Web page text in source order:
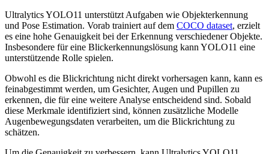
Ultralytics YOLO11 unterstützt Aufgaben wie Objekterkennung
und Pose Estimation. Vorab trainiert auf dem COCO dataset, erzielt
es eine hohe Genauigkeit bei der Erkennung verschiedener Objekte.
Insbesondere für eine Blickerkennungslösung kann YOLO11 eine
unterstützende Rolle spielen.
Obwohl es die Blickrichtung nicht direkt vorhersagen kann, kann es
feinabgestimmt werden, um Gesichter, Augen und Pupillen zu
erkennen, die für eine weitere Analyse entscheidend sind. Sobald
diese Merkmale identifiziert sind, können zusätzliche Modelle
Augenbewegungsdaten verarbeiten, um die Blickrichtung zu
schätzen.